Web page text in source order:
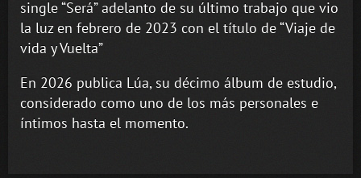
single “Será” adelanto de su último trabajo que vio
la luz en febrero de 2023 con el título de “Viaje de
vida y Vuelta”
En 2026 publica Lúa, su décimo álbum de estudio,
considerado como uno de los más personales e
íntimos hasta el momento.